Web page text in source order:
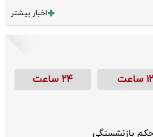
اخبار بیشتر
۱۲ ساعت ۲۴ ساعت
بازنشستگی